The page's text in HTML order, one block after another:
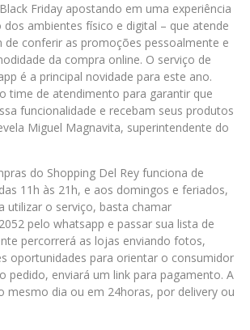
Friday apostando em uma experiência
ambientes físico e digital – que atende
de conferir as promoções pessoalmente e
da compra online. O serviço de
é a principal novidade para este ano.
time de atendimento para garantir que
funcionalidade e recebam seus produtos
Miguel Magnavita, superintendente do
do Shopping Del Rey funciona de
11h às 21h, e aos domingos e feriados,
utilizar o serviço, basta chamar
pelo whatsapp e passar sua lista de
percorrerá as lojas enviando fotos,
oportunidades para orientar o consumidor
pedido, enviará um link para pagamento. A
mesmo dia ou em 24horas, por delivery ou